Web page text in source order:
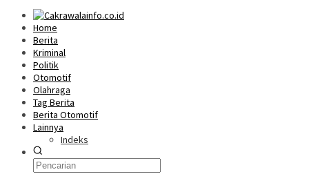
Home
Berita
Kriminal
Politik
Otomotif
Olahraga
Tag Berita
Berita Otomotif
Lainnya
Indeks